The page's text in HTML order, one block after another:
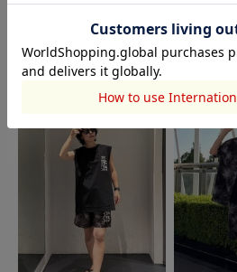
『RVCA』コラボア
イ...
このアイテムを使ったスタッフコ